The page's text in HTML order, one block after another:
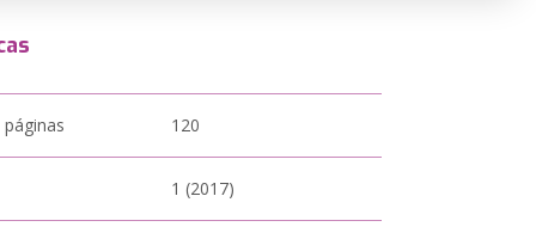
120
1 (2017)